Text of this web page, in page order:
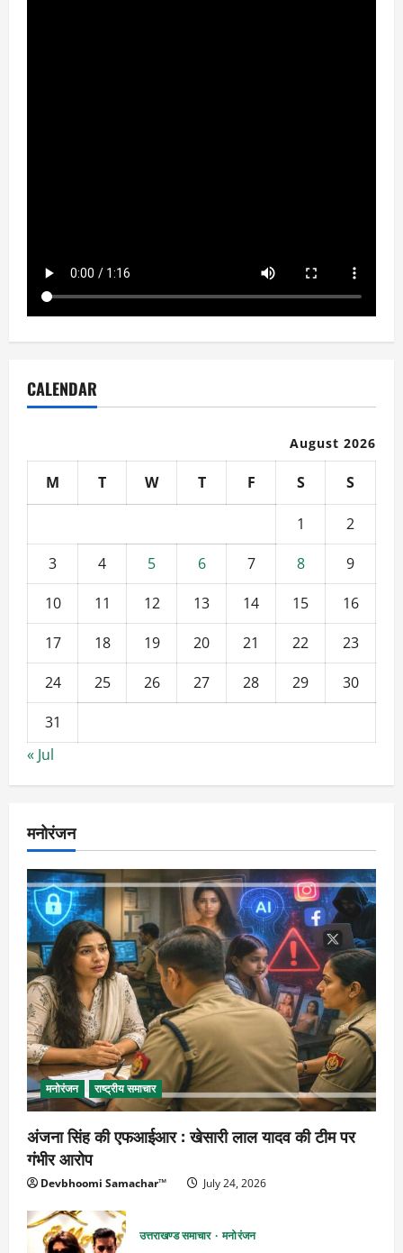
CALENDAR
August 2026
M T W T F S S
1
2
3
4 5 6 7 8
9
10
11 12 13 14 15
16
17
18 19 20 21 22
23
24
25 26 27 28 29
30
31
« Jul
मनोरंजन
मनोरंजन राष्ट्रीय समाचार
अंजना सिंह की एफआईआर : खेसारी लाल यादव की टीम पर
गंभीर आरोप
Devbhoomi Samachar™ July 24, 2026
उत्तराखण्ड समाचार मनोरंजन